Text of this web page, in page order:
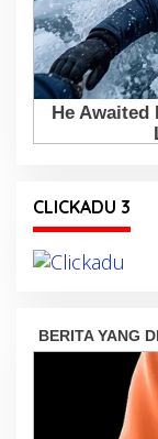
CLICKADU 3